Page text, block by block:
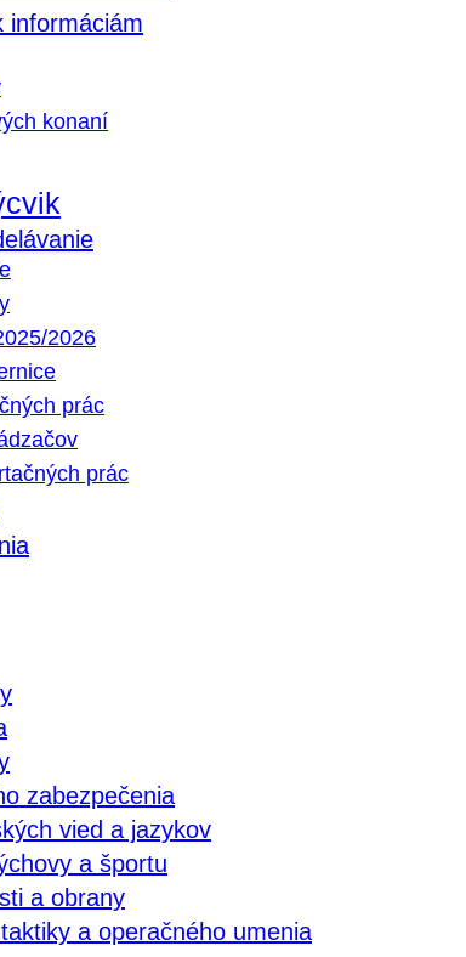
informáciám
konaní
2026
prác
prác
zabezpečenia
vied a jazykov
a športu
a obrany
a operačného umenia